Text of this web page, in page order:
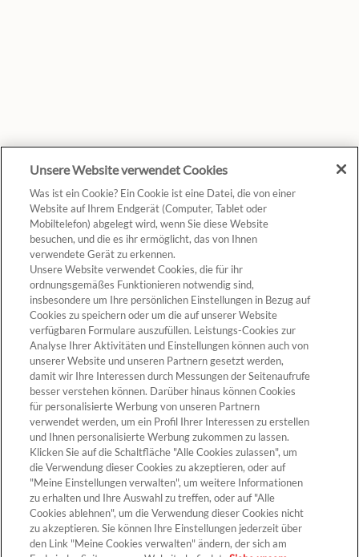
Unsere Website verwendet Cookies
Was ist ein Cookie? Ein Cookie ist eine Datei, die von einer
Website auf Ihrem Endgerät (Computer, Tablet oder
Mobiltelefon) abgelegt wird, wenn Sie diese Website
besuchen, und die es ihr ermöglicht, das von Ihnen
verwendete Gerät zu erkennen.
Unsere Website verwendet Cookies, die für ihr
ordnungsgemäßes Funktionieren notwendig sind,
insbesondere um Ihre persönlichen Einstellungen in Bezug auf
Cookies zu speichern oder um die auf unserer Website
verfügbaren Formulare auszufüllen. Leistungs-Cookies zur
Analyse Ihrer Aktivitäten und Einstellungen können auch von
unserer Website und unseren Partnern gesetzt werden,
damit wir Ihre Interessen durch Messungen der Seitenaufrufe
besser verstehen können. Darüber hinaus können Cookies
für personalisierte Werbung von unseren Partnern
verwendet werden, um ein Profil Ihrer Interessen zu erstellen
und Ihnen personalisierte Werbung zukommen zu lassen.
Klicken Sie auf die Schaltfläche "Alle Cookies zulassen", um
die Verwendung dieser Cookies zu akzeptieren, oder auf
"Meine Einstellungen verwalten", um weitere Informationen
zu erhalten und Ihre Auswahl zu treffen, oder auf "Alle
Cookies ablehnen", um die Verwendung dieser Cookies nicht
zu akzeptieren. Sie können Ihre Einstellungen jederzeit über
den Link "Meine Cookies verwalten" ändern, der sich am